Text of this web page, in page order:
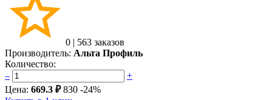
0 | 563 заказов
Производитель: Альта Профиль
Количество:
–
+
Цена: 669.3 ₽ 830 -24%